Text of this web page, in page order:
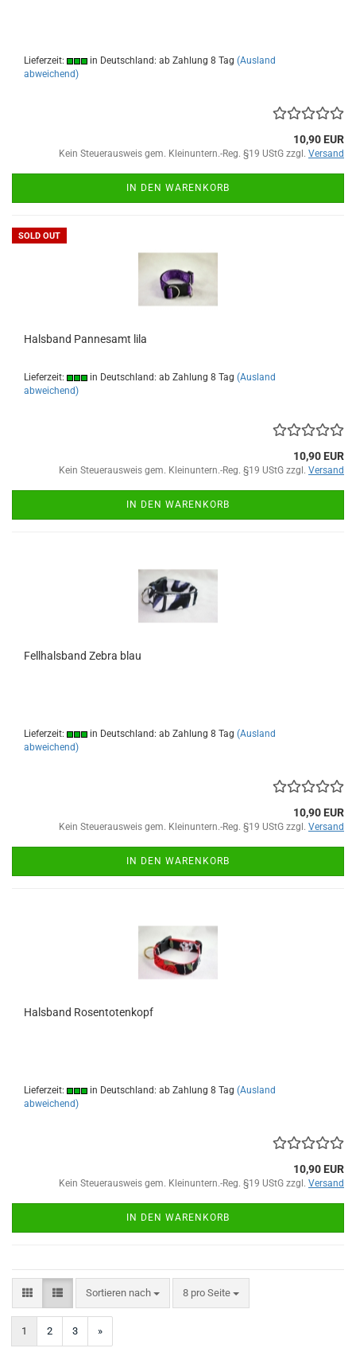
Lieferzeit: in Deutschland: ab Zahlung 8 Tag (Ausland
abweichend)
10,90 EUR
Kein Steuerausweis gem. Kleinuntern.-Reg. §19 UStG zzgl. Versand
IN DEN WARENKORB
SOLD OUT
Halsband Pannesamt lila
Lieferzeit: in Deutschland: ab Zahlung 8 Tag (Ausland
abweichend)
10,90 EUR
Kein Steuerausweis gem. Kleinuntern.-Reg. §19 UStG zzgl. Versand
IN DEN WARENKORB
Fellhalsband Zebra blau
Lieferzeit: in Deutschland: ab Zahlung 8 Tag (Ausland
abweichend)
10,90 EUR
Kein Steuerausweis gem. Kleinuntern.-Reg. §19 UStG zzgl. Versand
IN DEN WARENKORB
Halsband Rosentotenkopf
Lieferzeit: in Deutschland: ab Zahlung 8 Tag (Ausland
abweichend)
10,90 EUR
Kein Steuerausweis gem. Kleinuntern.-Reg. §19 UStG zzgl. Versand
IN DEN WARENKORB
Sortieren nach
Sortieren nach 8 pro Seite
pro Seite
1 2 3 »